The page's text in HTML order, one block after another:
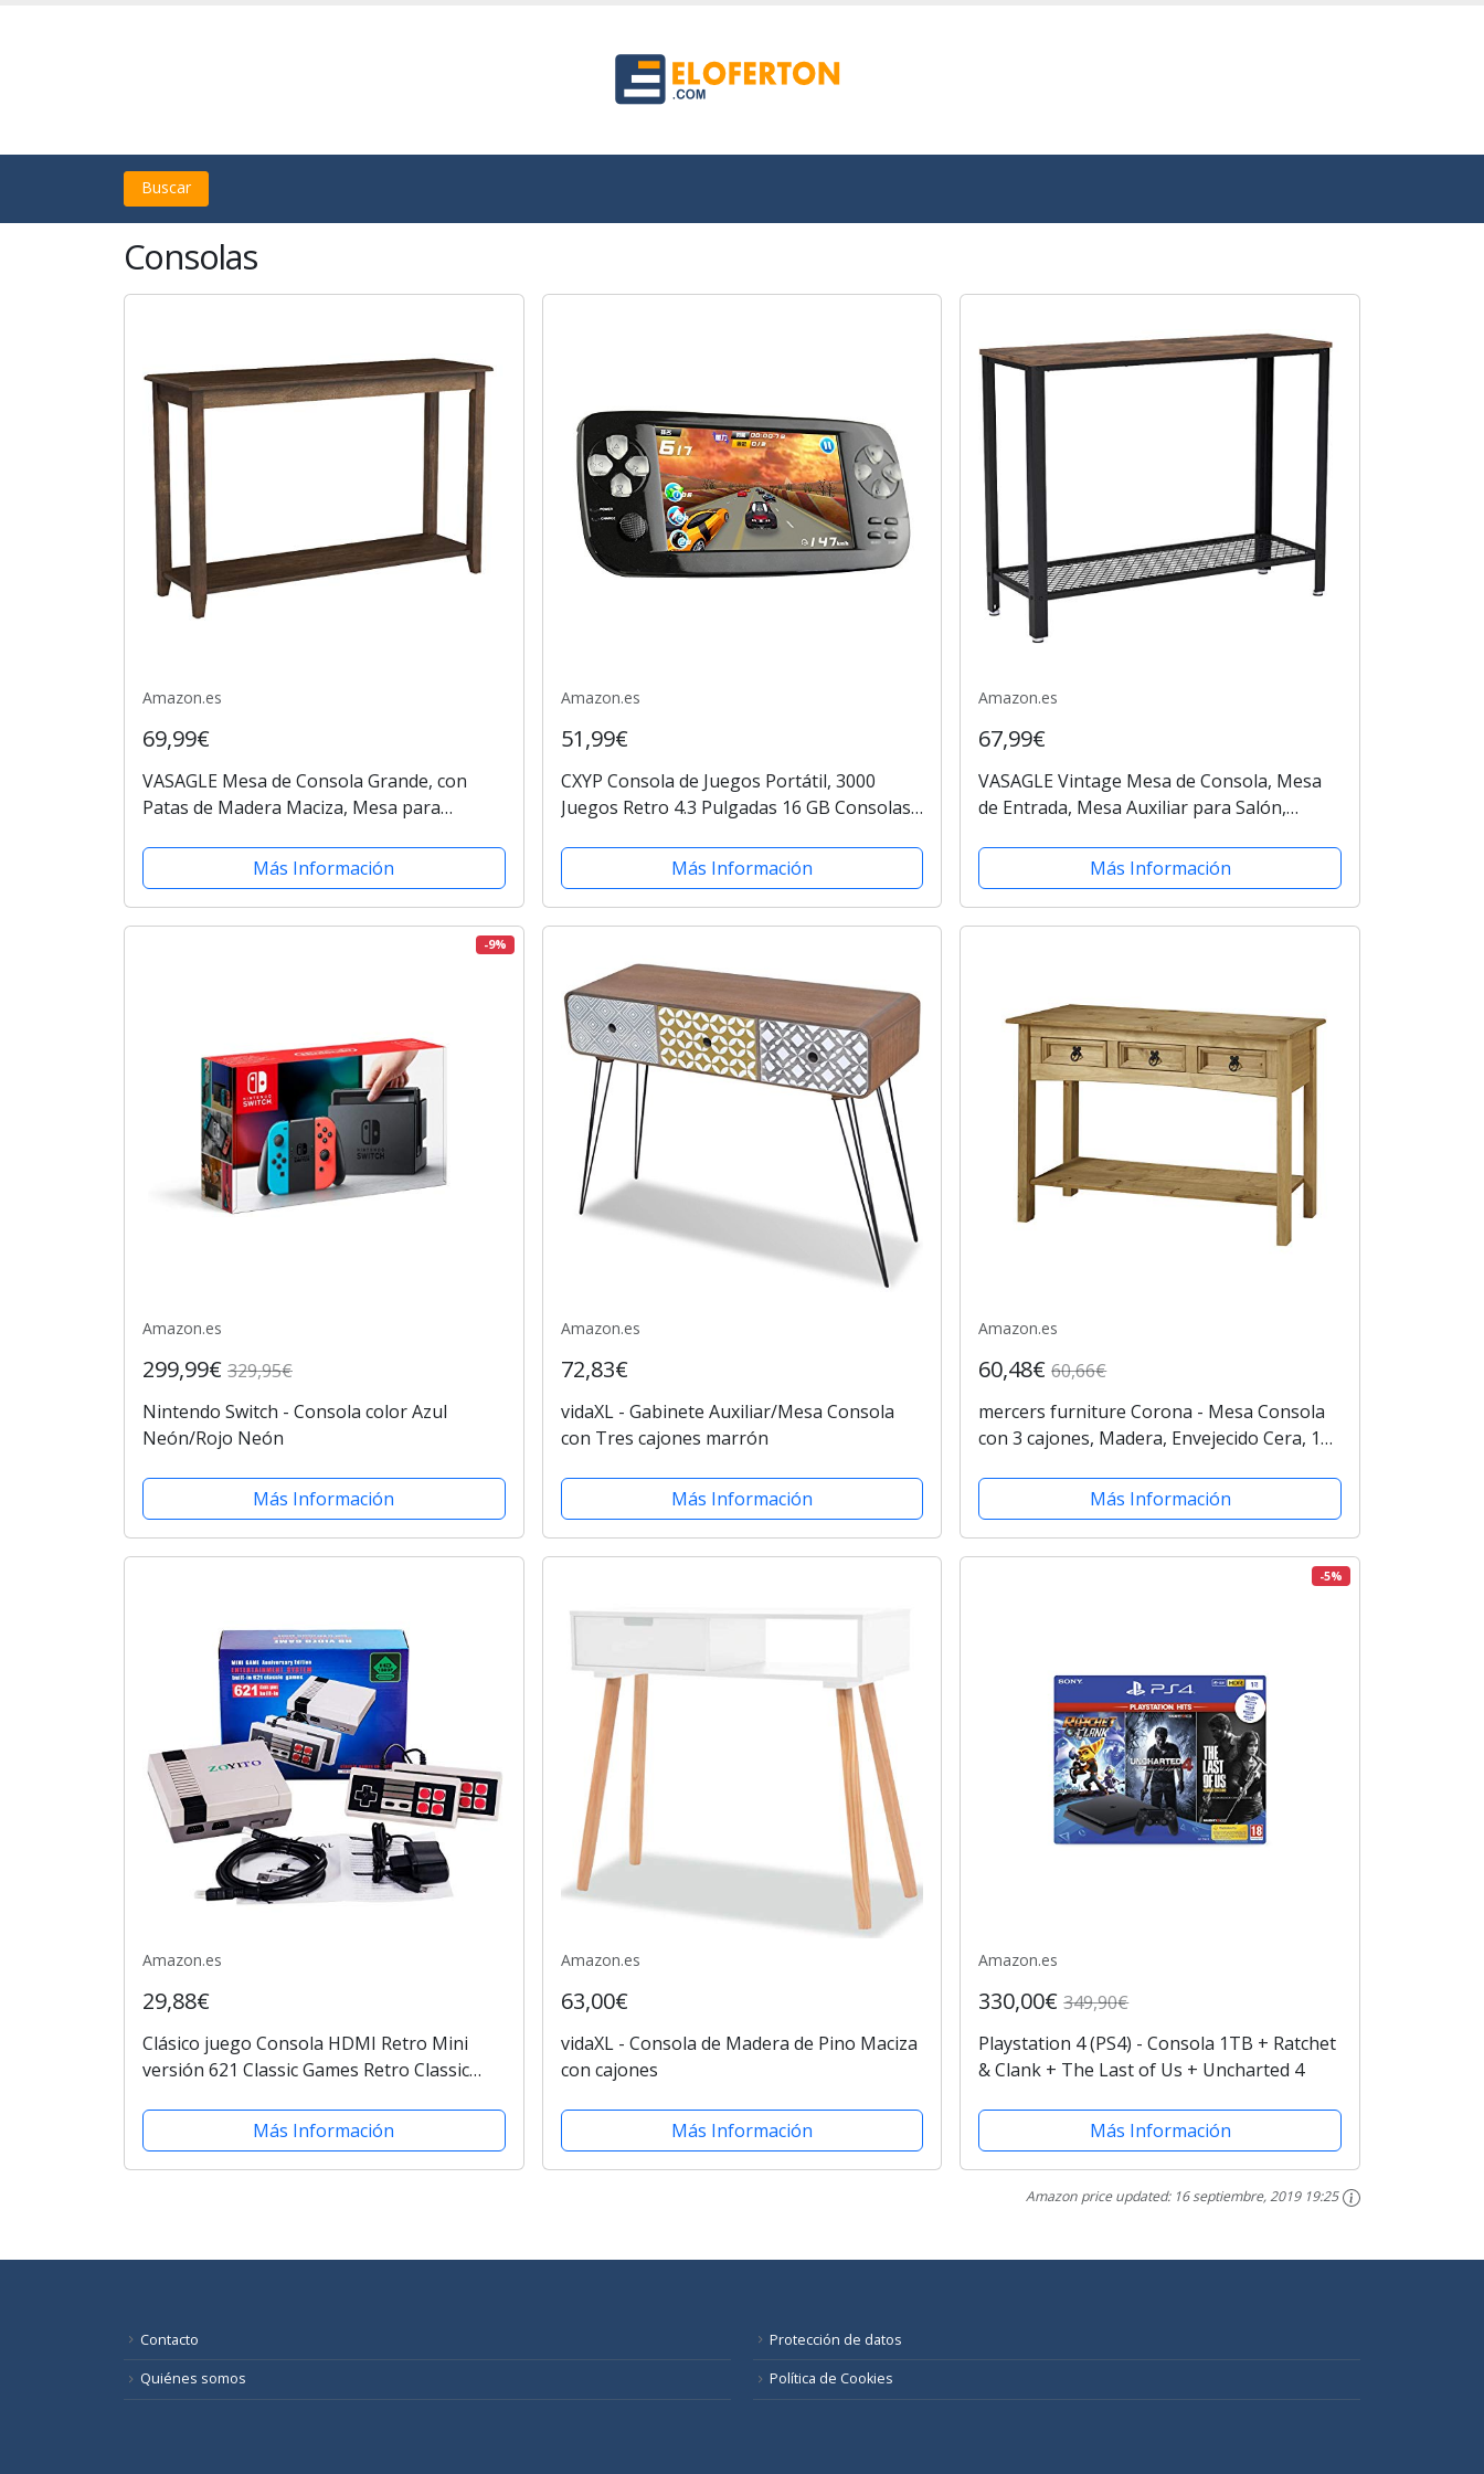
Buscar
Consolas
Amazon.es
69,99€
VASAGLE Mesa de Consola Grande, con
Patas de Madera Maciza, Mesa para
Almacenamiento, para Sala de Estar, Color
Nogal Oscuro...
Más Información
Amazon.es
51,99€
CXYP Consola de Juegos Portátil, 3000
Juegos Retro 4.3 Pulgadas 16 GB Consolas
Nueva Versión (Negro)
Más Información
Amazon.es
67,99€
VASAGLE Vintage Mesa de Consola, Mesa
de Entrada, Mesa Auxiliar para Salón,
Más Información
-9%
Amazon.es
299,99€ 329,95€
Nintendo Switch - Consola color Azul
Neón/Rojo Neón
Más Información
Amazon.es
72,83€
vidaXL - Gabinete Auxiliar/Mesa Consola
con Tres cajones marrón
Más Información
Amazon.es
60,48€60,66€
mercers furniture Corona - Mesa Consola
con 3 cajones, Madera, Envejecido Cera, 122
Más Información
Amazon.es
29,88€
Clásico juego Consola HDMI Retro Mini
versión 621 Classic Games Retro Classic
in 621 TV Video juego con...
Más Información
Amazon.es
63,00€
vidaXL - Consola de Madera de Pino Maciza
con cajones
Más Información
-5%
Amazon.es
330,00€349,90€
Playstation 4 (PS4) - Consola 1TB + Ratchet
& Clank + The Last of Us + Uncharted 4
Más Información
Amazon price updated: 16 septiembre, 2019 19:25
Contacto
Quiénes somos
Protección de datos
Política de Cookies